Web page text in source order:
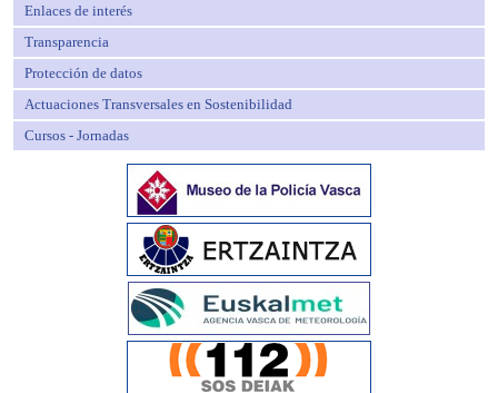
Enlaces de interés
Transparencia
Protección de datos
Actuaciones Transversales en Sostenibilidad
Cursos - Jornadas